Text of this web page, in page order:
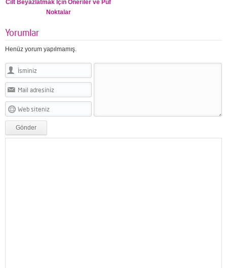
Cilt Beyazlatmak İçin Öneriler ve Püf
Noktalar
Yorumlar
Henüz yorum yapılmamış.